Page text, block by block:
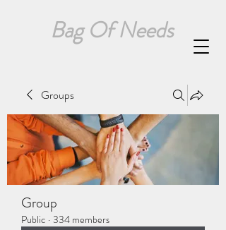
Bag Of Needs
Groups
Group
Public · 334 members